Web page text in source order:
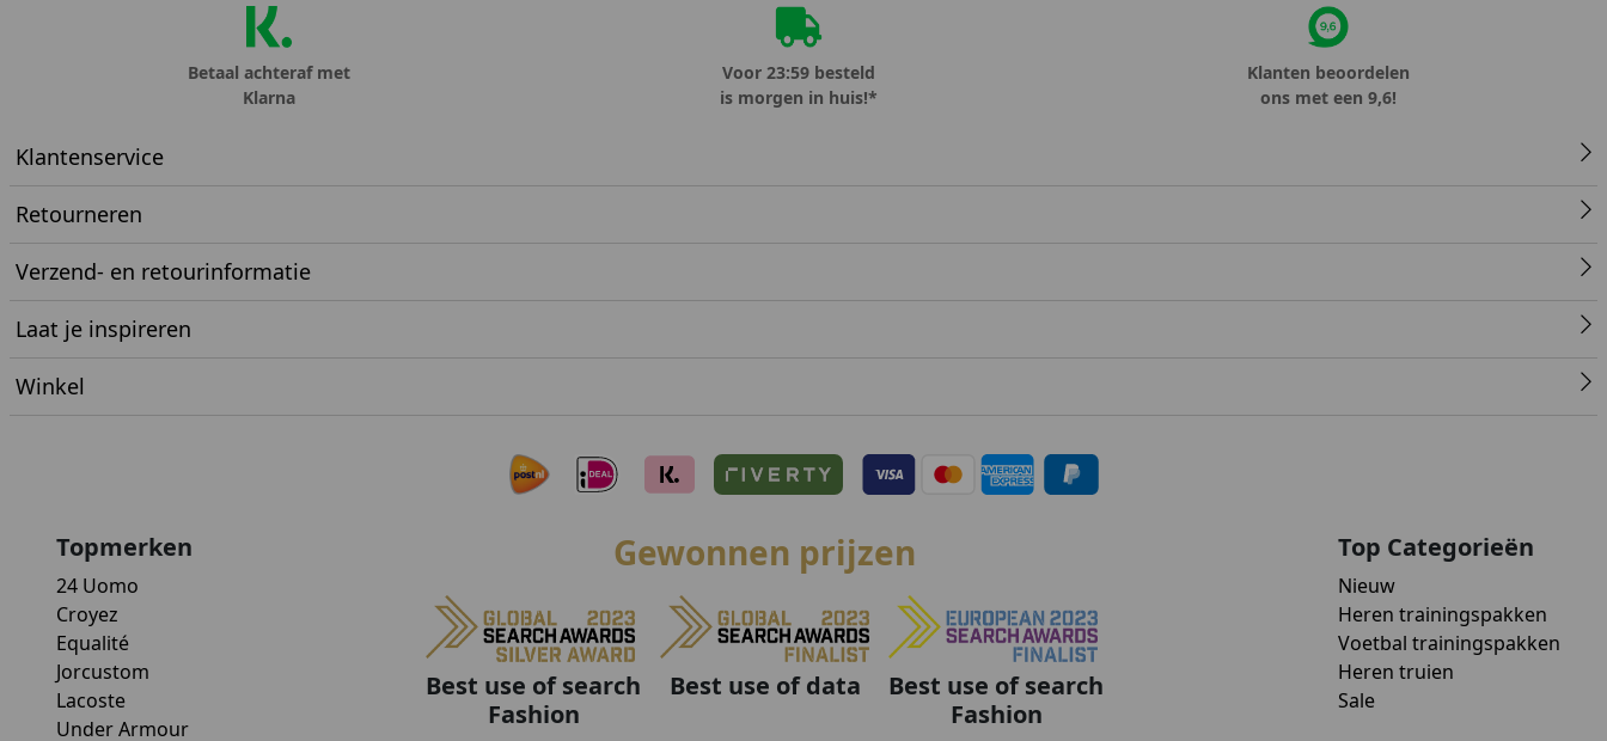
Betaal achteraf met
Klarna
Voor 23:59 besteld
is morgen in huis!*
Klanten beoordelen
ons met een 9,6!
Klantenservice
Retourneren
Verzend- en retourinformatie
Laat je inspireren
Winkel
Topmerken
24 Uomo
Croyez
Equalité
Jorcustom
Lacoste
Under Armour
Gewonnen prijzen
Best use of search
Fashion
Best use of data
Best use of search
Fashion
Top Categorieën
Nieuw
Heren trainingspakken
Voetbal trainingspakken
Heren truien
Sale